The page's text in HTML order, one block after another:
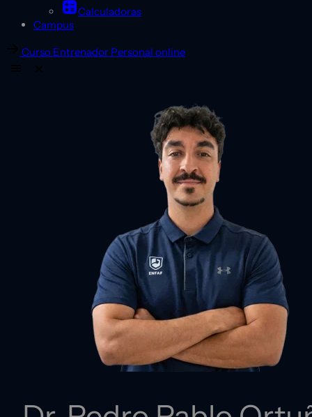
Calculadoras
Campus
Curso Entrenador Personal online